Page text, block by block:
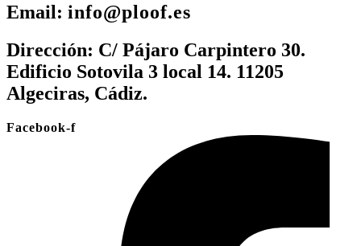
Email: info@ploof.es
Dirección: C/ Pájaro Carpintero 30.
Edificio Sotovila 3 local 14. 11205
Algeciras, Cádiz.
Facebook-f